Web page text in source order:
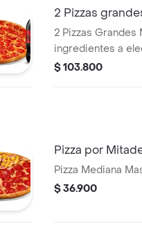
2 Pizzas
2 Pizzas Grandes
ingredientes a
$ 103.800
Pizza por
Pizza Mediana
$ 36.900